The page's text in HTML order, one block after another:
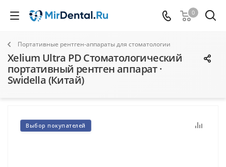
0
Портативные рентген-аппараты для стоматологии
Xelium Ultra PD Стоматологический
портативный рентген аппарат ·
Swidella (Китай)
Выбор покупателей